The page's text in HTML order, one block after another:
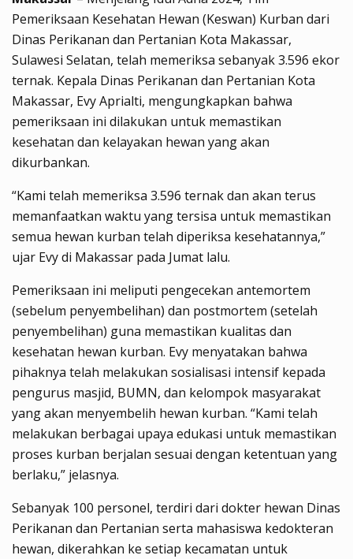
Pemeriksaan Kesehatan Hewan (Keswan) Kurban dari
Dinas Perikanan dan Pertanian Kota Makassar,
Sulawesi Selatan, telah memeriksa sebanyak 3.596 ekor
ternak. Kepala Dinas Perikanan dan Pertanian Kota
Makassar, Evy Aprialti, mengungkapkan bahwa
pemeriksaan ini dilakukan untuk memastikan
kesehatan dan kelayakan hewan yang akan
dikurbankan.
“Kami telah memeriksa 3.596 ternak dan akan terus
memanfaatkan waktu yang tersisa untuk memastikan
semua hewan kurban telah diperiksa kesehatannya,”
ujar Evy di Makassar pada Jumat lalu.
Pemeriksaan ini meliputi pengecekan antemortem
(sebelum penyembelihan) dan postmortem (setelah
penyembelihan) guna memastikan kualitas dan
kesehatan hewan kurban. Evy menyatakan bahwa
pihaknya telah melakukan sosialisasi intensif kepada
pengurus masjid, BUMN, dan kelompok masyarakat
yang akan menyembelih hewan kurban. “Kami telah
melakukan berbagai upaya edukasi untuk memastikan
proses kurban berjalan sesuai dengan ketentuan yang
berlaku,” jelasnya.
Sebanyak 100 personel, terdiri dari dokter hewan Dinas
Perikanan dan Pertanian serta mahasiswa kedokteran
hewan, dikerahkan ke setiap kecamatan untuk